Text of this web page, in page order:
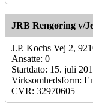
JRB Rengøring v/
J.P. Kochs Vej 2,
Ansatte: 0
Startdato: 15. juli
Virksomhedsform:
CVR: 32970605